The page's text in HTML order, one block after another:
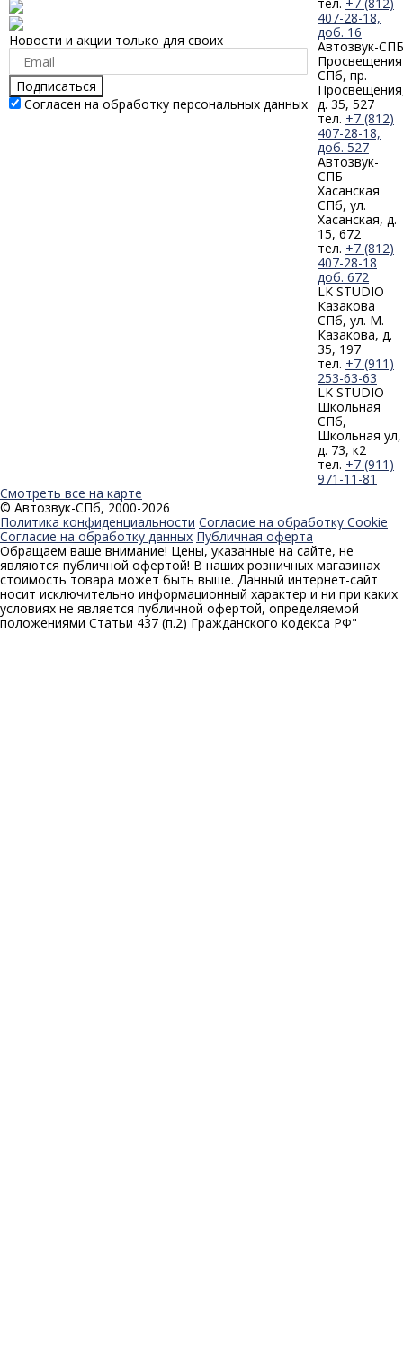
Новости и акции только для своих
Подписаться
Согласен на обработку персональных данных
407-28-18,
доб. 16
Автозвук-СПБ
Просвещения
СПб, пр.
д. 35, 527
тел. +7 (812)
407-28-18,
доб. 527
Автозвук-
СПБ
Хасанская
СПб, ул.
Хасанская, д.
15, 672
тел. +7 (812)
407-28-18
доб. 672
LK STUDIO
Казакова
СПб, ул. М.
Казакова, д.
35, 197
тел. +7 (911)
253-63-63
LK STUDIO
Школьная
СПб,
Школьная ул,
д. 73, к2
тел. +7 (911)
971-11-81
Смотреть все на карте
© Автозвук-СПб, 2000-2026
Политика конфиденциальности Согласие на обработку Cookie
Согласие на обработку данных Публичная оферта
Обращаем ваше внимание! Цены, указанные на сайте, не
являются публичной офертой! В наших розничных магазинах
стоимость товара может быть выше. Данный интернет-сайт
носит исключительно информационный характер и ни при каких
условиях не является публичной офертой, определяемой
положениями Статьи 437 (п.2) Гражданского кодекса РФ"